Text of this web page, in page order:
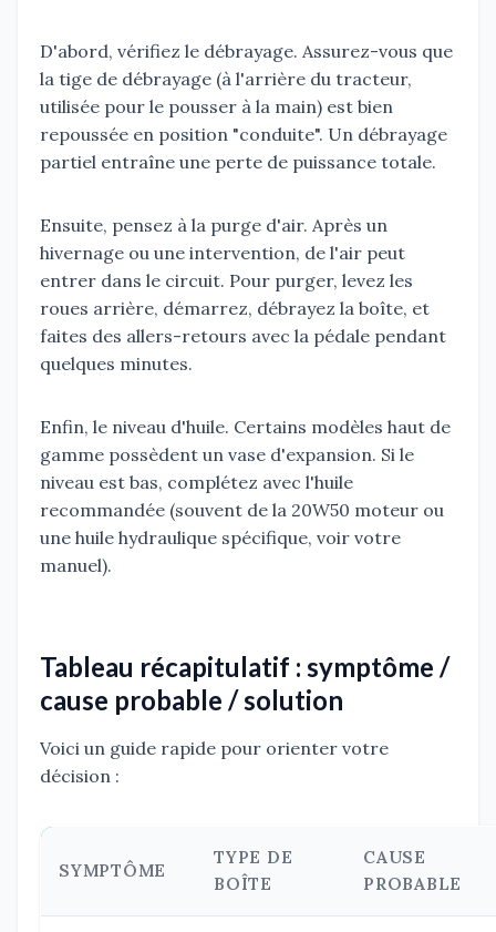
D'abord, vérifiez le débrayage. Assurez-vous que
la tige de débrayage (à l'arrière du tracteur,
utilisée pour le pousser à la main) est bien
repoussée en position "conduite". Un débrayage
partiel entraîne une perte de puissance totale.
Ensuite, pensez à la purge d'air. Après un
hivernage ou une intervention, de l'air peut
entrer dans le circuit. Pour purger, levez les
roues arrière, démarrez, débrayez la boîte, et
faites des allers-retours avec la pédale pendant
quelques minutes.
Enfin, le niveau d'huile. Certains modèles haut de
gamme possèdent un vase d'expansion. Si le
niveau est bas, complétez avec l'huile
recommandée (souvent de la 20W50 moteur ou
une huile hydraulique spécifique, voir votre
manuel).
Tableau récapitulatif : symptôme /
cause probable / solution
Voici un guide rapide pour orienter votre
décision :
SYMPTÔME
TYPE DE
BOÎTE
CAUSE
PROBABLE